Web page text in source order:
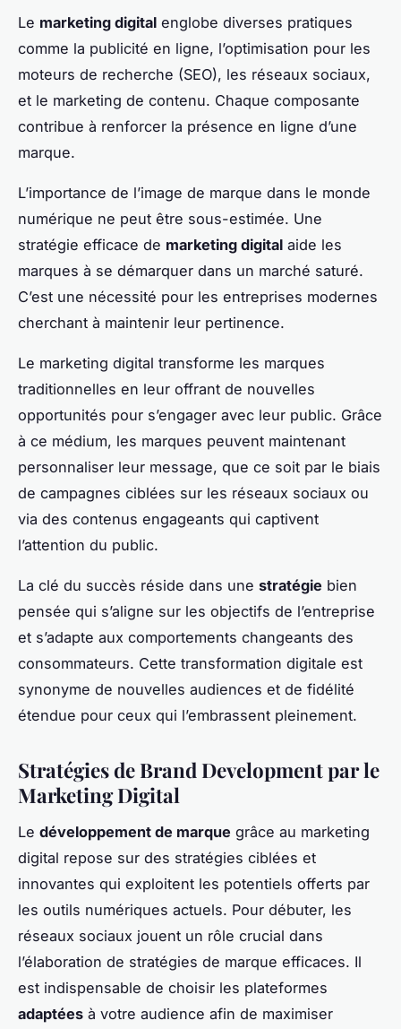
Le marketing digital englobe diverses pratiques
comme la publicité en ligne, l’optimisation pour les
moteurs de recherche (SEO), les réseaux sociaux,
et le marketing de contenu. Chaque composante
contribue à renforcer la présence en ligne d’une
marque.
L’importance de l’image de marque dans le monde
numérique ne peut être sous-estimée. Une
stratégie efficace de marketing digital aide les
marques à se démarquer dans un marché saturé.
C’est une nécessité pour les entreprises modernes
cherchant à maintenir leur pertinence.
Le marketing digital transforme les marques
traditionnelles en leur offrant de nouvelles
opportunités pour s’engager avec leur public. Grâce
à ce médium, les marques peuvent maintenant
personnaliser leur message, que ce soit par le biais
de campagnes ciblées sur les réseaux sociaux ou
via des contenus engageants qui captivent
l’attention du public.
La clé du succès réside dans une stratégie bien
pensée qui s’aligne sur les objectifs de l’entreprise
et s’adapte aux comportements changeants des
consommateurs. Cette transformation digitale est
synonyme de nouvelles audiences et de fidélité
étendue pour ceux qui l’embrassent pleinement.
Stratégies de Brand Development par le
Marketing Digital
Le développement de marque grâce au marketing
digital repose sur des stratégies ciblées et
innovantes qui exploitent les potentiels offerts par
les outils numériques actuels. Pour débuter, les
réseaux sociaux jouent un rôle crucial dans
l’élaboration de stratégies de marque efficaces. Il
est indispensable de choisir les plateformes
adaptées à votre audience afin de maximiser